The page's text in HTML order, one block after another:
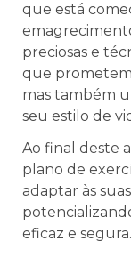
que está
preciosas e
que prometem
mas também
seu estilo de
Ao final deste
plano de
adaptar às
eficaz e segura.